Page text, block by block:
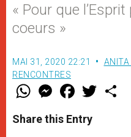
« Pour que
coeurs »
MAI 31, 2020 22:21 ANITA
RENCONTRES
W
t
s
M
e
s
e
F
a
e
b
w
Share this Entry